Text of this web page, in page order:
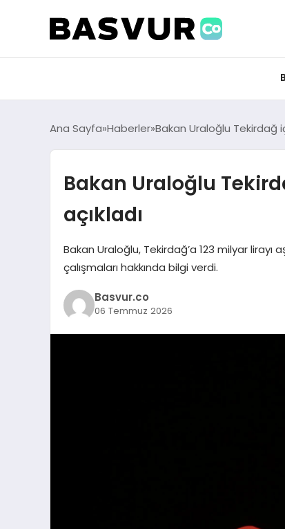
Ana Sayfa Haberler Bakan Uraloğlu Tekirdağ
Bakan Uraloğlu
açıkladı
Bakan Uraloğlu, Tekirdağ’a 123 milyar lirayı
çalışmaları hakkında bilgi verdi.
Basvur.co
06 Temmuz 2026